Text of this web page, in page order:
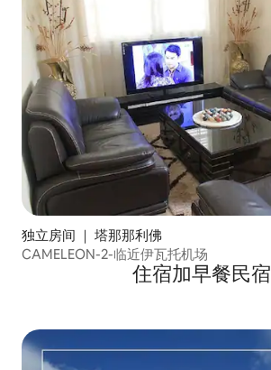
独立房间 ｜ 塔那那利佛
CAMELEON-2-临近伊瓦托机场
住宿加早餐民宿